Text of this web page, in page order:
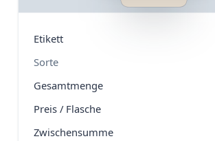
Etikett
Sorte
Gesamtmenge
Preis / Flasche
Zwischensumme